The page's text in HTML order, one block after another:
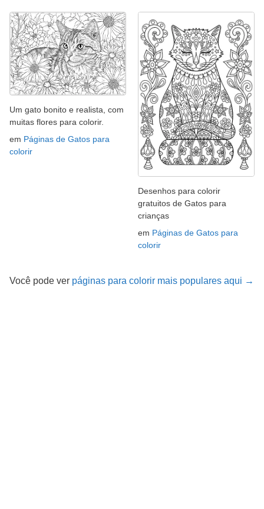
Um gato bonito e realista, com
muitas flores para colorir.
em Páginas de Gatos para
colorir
Desenhos para colorir
gratuitos de Gatos para
crianças
em Páginas de Gatos para
colorir
Você pode ver páginas para colorir mais populares aqui →